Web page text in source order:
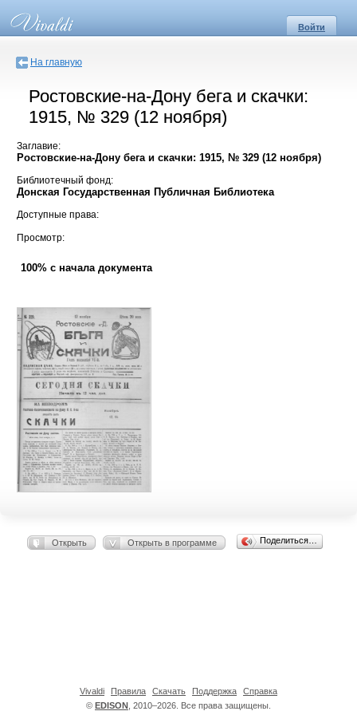
Войти
На главную
Ростовские-на-Дону бега и скачки:
1915, № 329 (12 ноября)
Заглавие:
Ростовские-на-Дону бега и скачки: 1915, № 329 (12 ноября)
Библиотечный фонд:
Донская Государственная Публичная Библиотека
Доступные права:
Просмотр:
100% с начала документа
Открыть Открыть в программе Поделиться…
© EDISON , 2010–2026. Все права защищены.
Vivaldi Правила Скачать Поддержка Справка